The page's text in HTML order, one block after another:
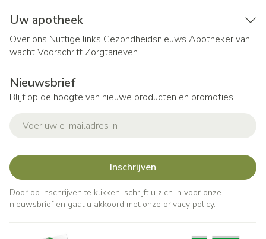
Uw apotheek
Over ons Nuttige links Gezondheidsnieuws Apotheker van
wachtVoorschrift Zorgtarieven
Nieuwsbrief
Blijf op de hoogte van nieuwe producten en promoties
Inschrijven
Door op inschrijven te klikken, schrijft u zich in voor onze
nieuwsbrief en gaat u akkoord met onze privacy policy.